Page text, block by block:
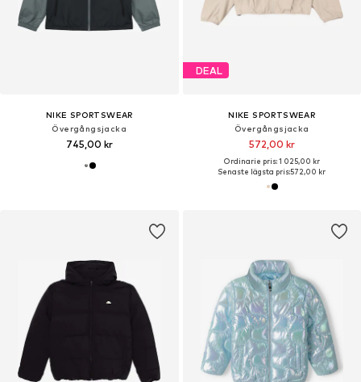
NIKE SPORTSWEAR
Övergångsjacka
745,00 kr
DEAL
NIKE SPORTSWEAR
Övergångsjacka
572,00 kr
Ordinarie pris: 1 025,00 kr
Senaste lägsta pris:572,00 kr